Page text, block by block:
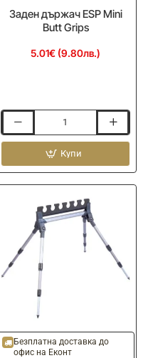
Заден държач ESP Mini
Butt Grips
5.01€ (9.80лв.)
държач
Mini
Butt
Купи
Безплатна доставка до
офис на Еконт